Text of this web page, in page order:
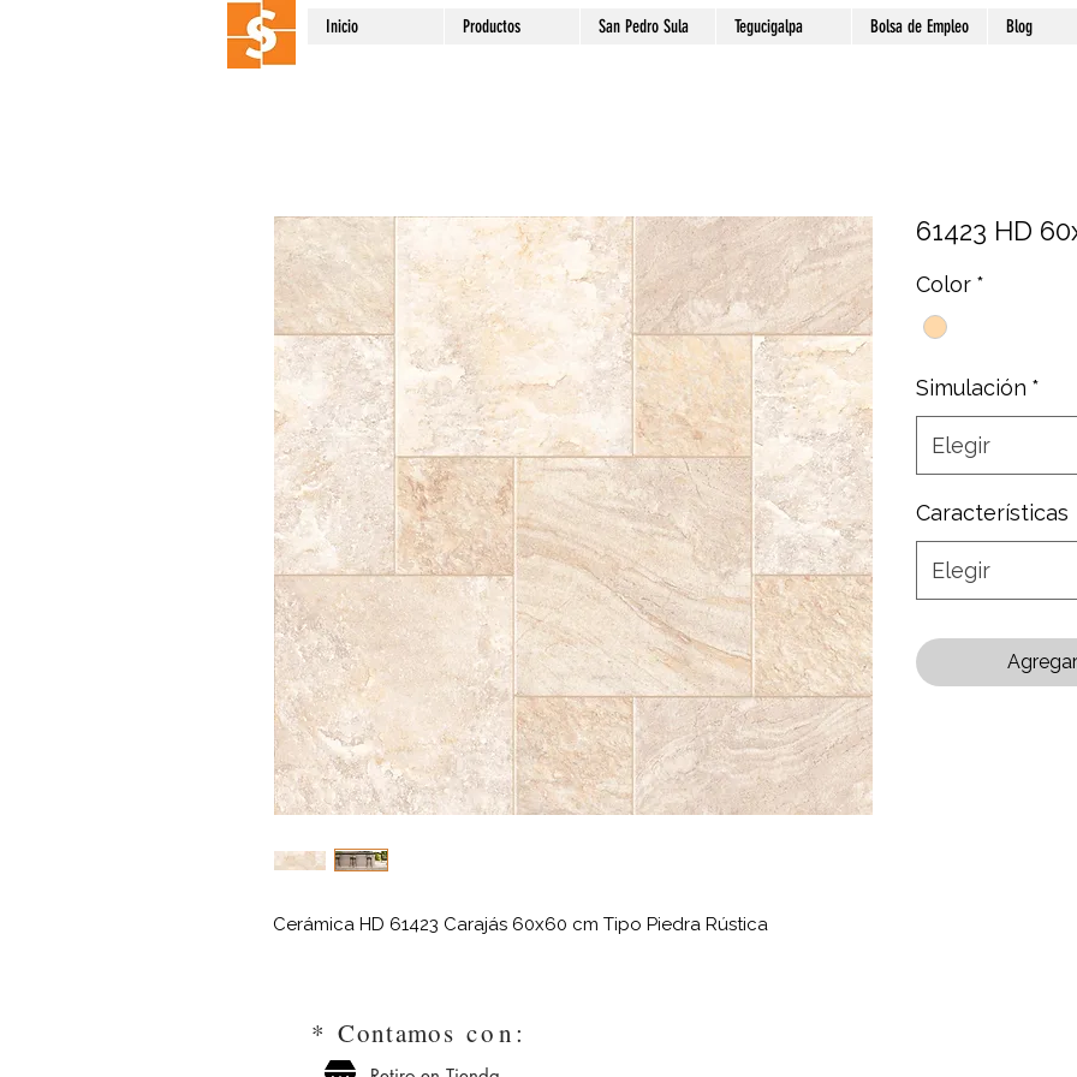
Inicio Productos San Pedro Sula Tegucigalpa Bolsa de Empleo Blog
Cerámica HD 61423 Carajás 60x60 cm Tipo Piedra Rústica
61423 HD
Color *
Simulación *
Elegir
Características
Elegir
*Contamos con: